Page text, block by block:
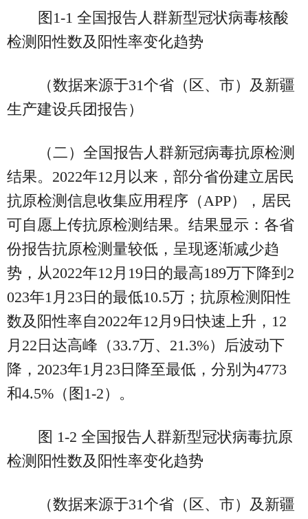
图1-1 全国报告人群新型冠状病毒核酸
检测阳性数及阳性率变化趋势
（数据来源于31个省（区、市）及新疆
生产建设兵团报告）
（二）全国报告人群新冠病毒抗原检测
结果。2022年12月以来，部分省份建立居民
抗原检测信息收集应用程序（APP），居民
可自愿上传抗原检测结果。结果显示：各省
份报告抗原检测量较低，呈现逐渐减少趋
势，从2022年12月19日的最高189万下降到2
023年1月23日的最低10.5万；抗原检测阳性
数及阳性率自2022年12月9日快速上升，12
月22日达高峰（33.7万、21.3%）后波动下
降，2023年1月23日降至最低，分别为4773
和4.5%（图1-2）。
图 1-2 全国报告人群新型冠状病毒抗原
检测阳性数及阳性率变化趋势
（数据来源于31个省（区、市）及新疆